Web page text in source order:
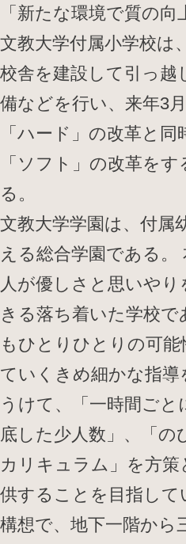
「新たな環境で質の向
文教大学付属小学校は
校舎を建設して引っ越
備などを行い、来年3
「ハード」の改革と
「ソフト」の改革を
る。
文教大学学園は、付属
える総合学園である
人が優しさと思いや
きる落ち着いた学校
もひとりひとりの可
ていくきめ細かな指
うけて、「一時間ご
底した少人数」、「
カリキュラム」を方
供することを目指して
構想で、地下一階から